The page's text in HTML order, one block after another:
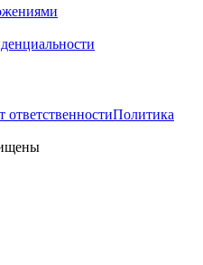
ответственностиПолитика